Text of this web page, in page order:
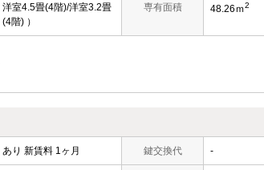
洋室4.5畳(4階)/洋室3.2畳
(4階) ）
専有面積 48.26ｍ2
あり 新賃料 1ヶ月 鍵交換代 -